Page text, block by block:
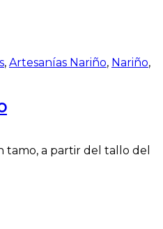
, Artesanías Nariño, Nariño,
tamo, a partir del tallo del